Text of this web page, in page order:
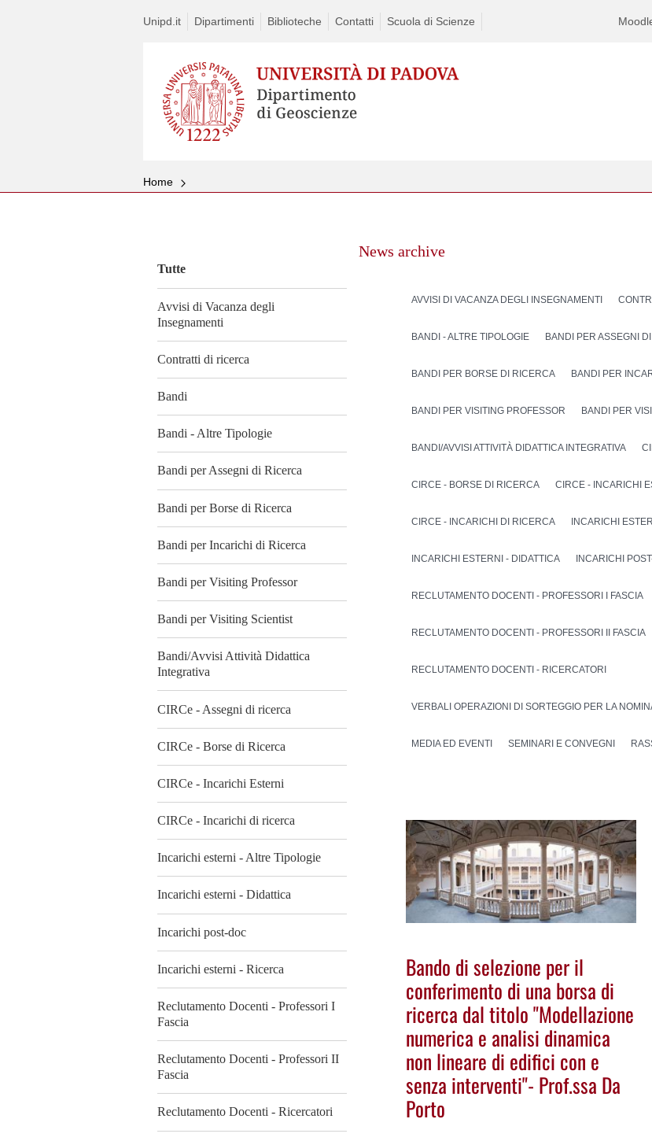
Unipd.it Dipartimenti Biblioteche Contatti Scuola di Scienze
Home
Tutte
Avvisi di Vacanza degli
Insegnamenti
Contratti di ricerca
Bandi
Bandi - Altre Tipologie
Bandi per Assegni di Ricerca
Bandi per Borse di Ricerca
Bandi per Incarichi di Ricerca
Bandi per Visiting Professor
Bandi per Visiting Scientist
Bandi/Avvisi Attività Didattica
Integrativa
CIRCe - Assegni di ricerca
CIRCe - Borse di Ricerca
CIRCe - Incarichi Esterni
CIRCe - Incarichi di ricerca
Incarichi esterni - Altre Tipologie
Incarichi esterni - Didattica
Incarichi post-doc
Incarichi esterni - Ricerca
Reclutamento Docenti - Professori I
Fascia
Reclutamento Docenti - Professori II
Fascia
Reclutamento Docenti - Ricercatori
News archive
AVVISI DI VACANZA DEGLI INSEGNAMENTI
BANDI - ALTRE TIPOLOGIE BANDI PER ASSEGNI
BANDI PER BORSE DI RICERCA BANDI PER
BANDI PER VISITING PROFESSOR BANDI PER
BANDI/AVVISI ATTIVITÀ DIDATTICA INTEGRATIVA
CIRCE - BORSE DI RICERCA CIRCE - INCARICHI
CIRCE - INCARICHI DI RICERCA INCARICHI
INCARICHI ESTERNI - DIDATTICA INCARICHI
RECLUTAMENTO DOCENTI - PROFESSORI I FASCIA
RECLUTAMENTO DOCENTI - PROFESSORI II FASCIA
RECLUTAMENTO DOCENTI - RICERCATORI
VERBALI OPERAZIONI DI SORTEGGIO PER LA
MEDIA ED EVENTI SEMINARI E CONVEGNI
Bando di selezione per il
conferimento di una borsa di
ricerca dal titolo "Modellazione
numerica e analisi dinamica
non lineare di edifici con e
senza interventi"- Prof.ssa Da
Porto